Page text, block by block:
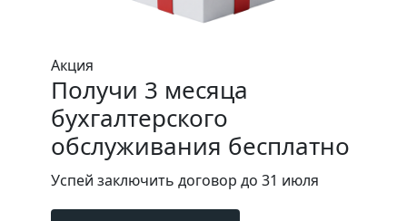
Акция
Получи 3 месяца
бухгалтерского
обслуживания бесплатно
Успей заключить договор до 31 июля